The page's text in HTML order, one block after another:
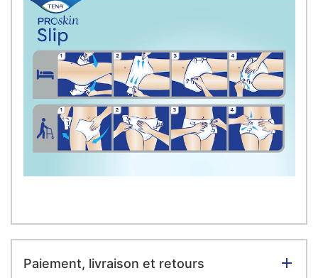
Paiement, livraison et retours